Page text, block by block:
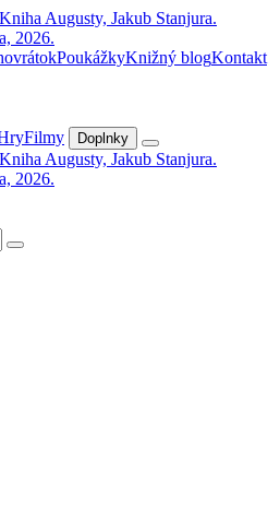
PoukážkyKnižný blogKontakt
Filmy Doplnky